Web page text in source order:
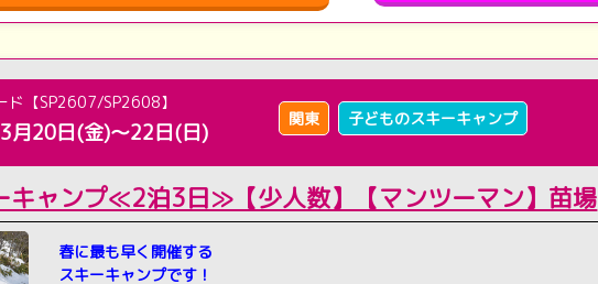
ド【SP2607/SP2608】
月20日(金)～22日(日)
関東 子どものスキーキャンプ
キャンプ≪2泊3日≫【少人数】【マンツーマン】苗場
春に最も早く開催する
スキーキャンプです！